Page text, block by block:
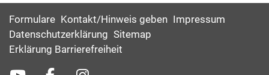
Formulare Kontakt/Hinweis geben Impressum
Datenschutzerklärung Sitemap
Erklärung Barrierefreiheit